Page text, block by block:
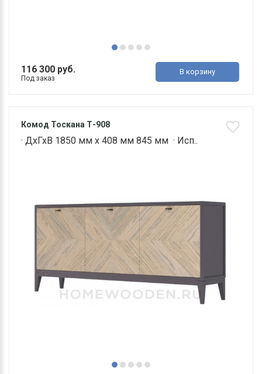
116 300 руб.
Под заказ
В корзину
Комод Тоскана Т-908
· ДхГхВ 1850 мм х 408 мм 845 мм · Исп..